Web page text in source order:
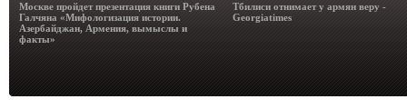
Москве пройдет презентация книги Рубена
Галчяна «Мифологизация истории.
Азербайджан, Армения, вымыслы и
факты»
Тбилиси отнимает у армян веру -
Georgiatimes